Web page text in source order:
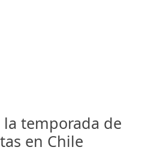
la temporada de
en Chile